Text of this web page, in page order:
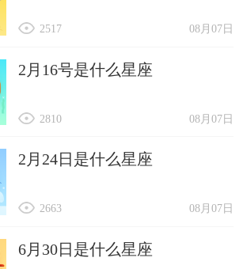
08月07日
2517
2月16号是什么星座
08月07日
2810
2月24日是什么星座
08月07日
2663
6月30日是什么星座